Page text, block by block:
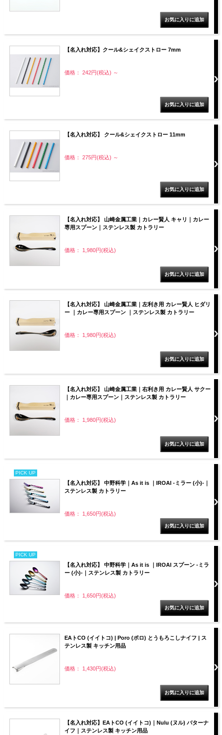
【名入れ対応】クール&シェイクストロー 7mm
価格： 242円(税込) ～
【名入れ対応】 クール&シェイクストロー 11mm
価格： 275円(税込) ～
【名入れ対応】 山崎金属工業｜カレー賢人 キャリ｜カレー
専用スプーン｜ステンレス製 カトラリー
価格： 1,980円(税込)
【名入れ対応】 山崎金属工業｜左利き用 カレー賢人 ヒダリ
ー ｜カレー専用スプーン ｜ステンレス製 カトラリー
価格： 1,980円(税込)
【名入れ対応】 山崎金属工業｜右利き用 カレー賢人 サクー
｜カレー専用スプーン｜ステンレス製 カトラリー
価格： 1,980円(税込)
PICK UP
【名入れ対応】 中野科学｜As it is ｜IROAI -ミラー (小)-｜
ステンレス製 カトラリー
価格： 1,650円(税込)
PICK UP
【名入れ対応】 中野科学｜As it is ｜IROAI スプーン -ミラ
ー (小)-｜ステンレス製 カトラリー
価格： 1,650円(税込)
EAトCO (イイトコ) | Poro (ポロ) とうもろこしナイフ | ス
テンレス製 キッチン用品
価格： 1,430円(税込)
【名入れ対応】EAトCO (イイトコ)｜Nulu (ヌル) バターナ
イフ｜ステンレス製 キッチン用品